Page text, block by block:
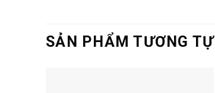
SẢN PHẨM TƯƠNG TỰ